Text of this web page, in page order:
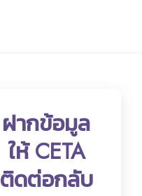
ฝากข้อมูล
ให้ CETA
ติดต่อกลับ